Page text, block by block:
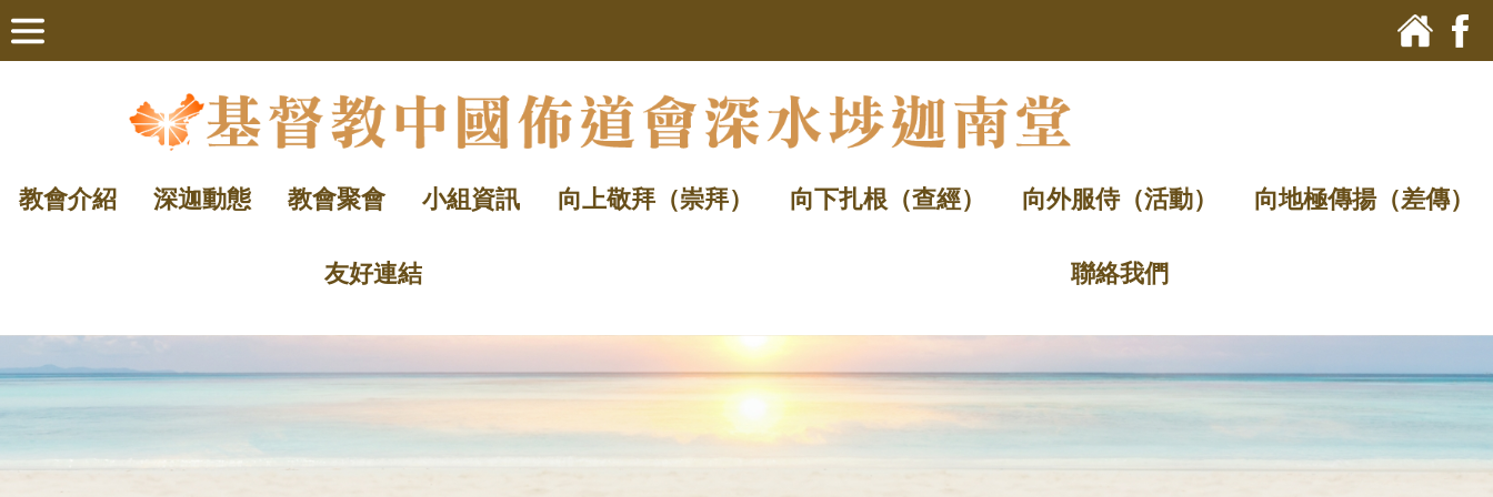
教會介紹 深迦動態 教會聚會 小組資訊 向上敬拜（崇拜） 向下扎根（查經） 向外服侍（活動） 向地極傳揚（差傳）
友好連結 聯絡我們